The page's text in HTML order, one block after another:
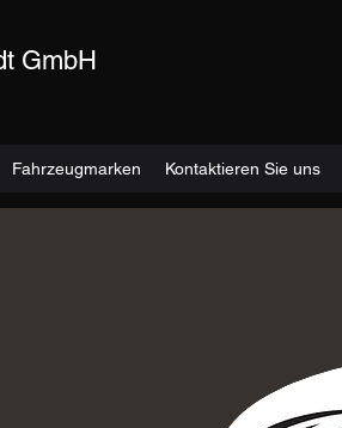
GmbH
Fahrzeugmarken Kontaktieren Sie uns